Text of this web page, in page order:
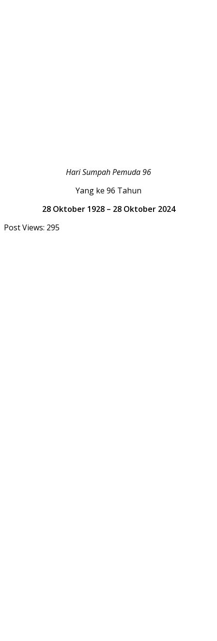
Hari Sumpah Pemuda 96
Yang ke 96 Tahun
28 Oktober 1928 – 28 Oktober 2024
Post Views: 295